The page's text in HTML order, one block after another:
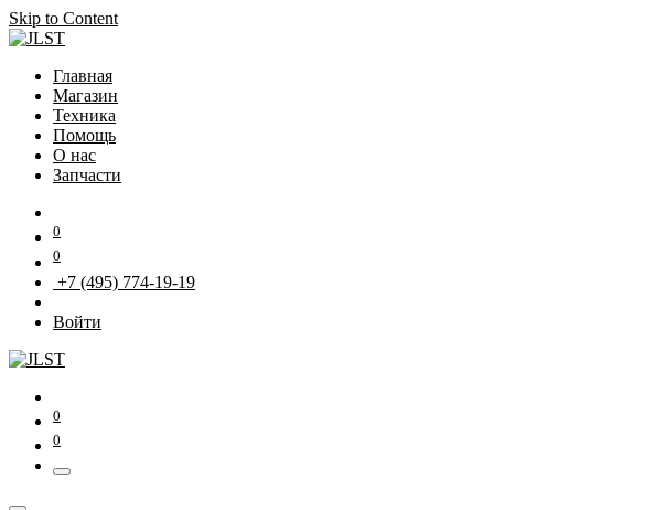
Skip to Content
Главная
Магазин
Техника
Помощь
О нас
Запчасти
0
0
+7 (495) 774-19-19
Войти
0
0